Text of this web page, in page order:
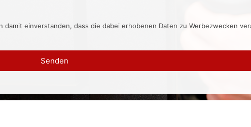
damit einverstanden, dass die dabei erhobenen Daten zu Werbezwecken
Senden